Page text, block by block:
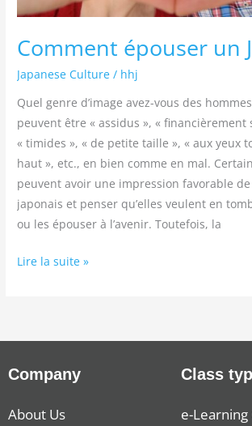
Comment épouser un
Japanese Culture / hhj
Quel genre d’image avez-vous des
peuvent être « assidus », « financièrement
« timides », « de petite taille », « aux yeux
haut », etc., en bien comme en mal.
peuvent avoir une impression favorable
japonais et penser qu’elles veulent en
ou les épouser à l’avenir. Toutefois, la
Lire la suite »
Company
About Us
Class
e-Learning